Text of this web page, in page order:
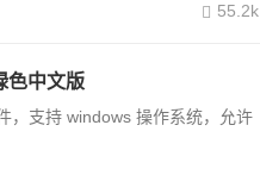
55.2k
色中文版
，支持 windows 操作系统，允许